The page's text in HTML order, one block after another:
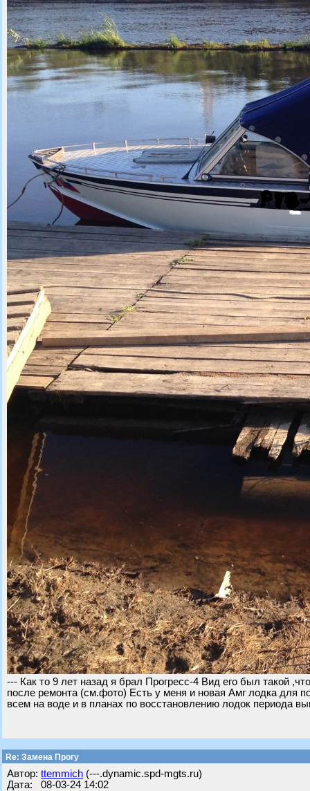
--- Как то 9 лет назад я брал Прогресс-4 Вид его был такой
после ремонта (см.фото) Есть у меня и новая Амг лодка для
всем на воде и в планах по восстановлению лодок периода
Re: Замена Прогу
Автор: ttemmich (---.dynamic.spd-mgts.ru)
Дата: 08-03-24 14:02